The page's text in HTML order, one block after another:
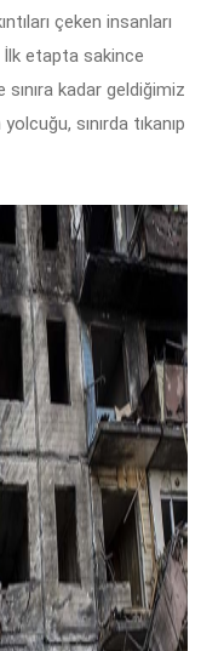
çeken insanları
İlk etapta sakince
kadar geldiğimiz
sınırda tıkanıp